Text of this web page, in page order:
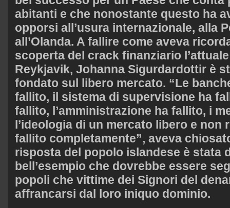
abitanti e che nonostante questo ha
opporsi all’usura internazionale, alla
all’Olanda. A fallire come aveva
scoperta del crack finanziario
Reykjavik, Johanna Sigurdardottir è
fondato sul libero mercato. “Le
fallito, il sistema di supervisione ha
fallito, l’amministrazione ha fallito, i
l’ideologia di un mercato libero e non
fallito completamente”, aveva
risposta del popolo islandese è stata
bell’esempio che dovrebbe essere
popoli che vittime dei Signori del
affrancarsi dal loro iniquo dominio.